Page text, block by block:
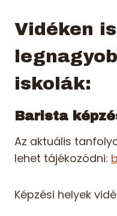
Vidéken
iskolák:
Barista
Az aktuális
lehet tájékozódni:
Képzési helyek